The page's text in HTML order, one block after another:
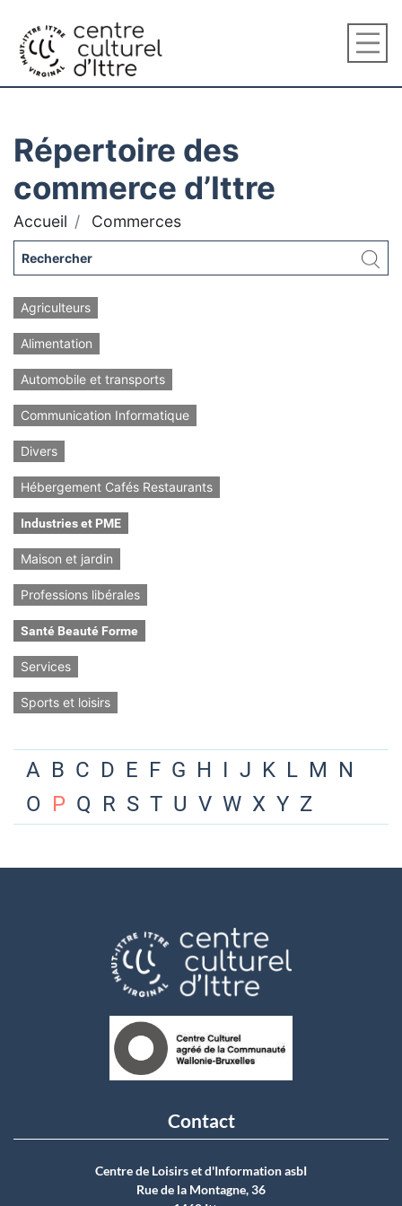
Répertoire des
commerce d’Ittre
Accueil Commerces
Agriculteurs
Alimentation
Automobile et transports
Communication Informatique
Divers
Hébergement Cafés Restaurants
Industries et PME
Maison et jardin
Professions libérales
Santé Beauté Forme
Services
Sports et loisirs
A B C D E F G H I J K L M N
O P Q R S T U V W X Y Z
Contact
Centre de Loisirs et d'Information asbI
Rue de la Montagne, 36